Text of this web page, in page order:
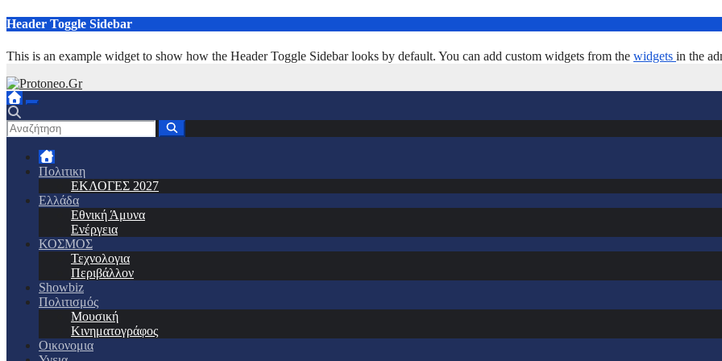
Μετάβαση
περιεχόμενο
Header Toggle Sidebar
This is an example widget to show how the Header Toggle Sidebar looks by default. You can add custom widgets from the widgets in the
Πολιτικη
ΕΚΛΟΓΕΣ 2027
Ελλάδα
Εθνική Άμυνα
Ενέργεια
ΚΟΣΜΟΣ
Τεχνολογια
Περιβάλλον
Showbiz
Πολιτισμός
Μουσική
Κινηματογράφος
Οικονομια